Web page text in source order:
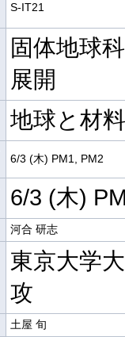
S-IT21
固体地球
展開
地球と材
6/3 (木) PM1, PM2
6/3 (木)
河合 研志
東京大学
攻
土屋 旬